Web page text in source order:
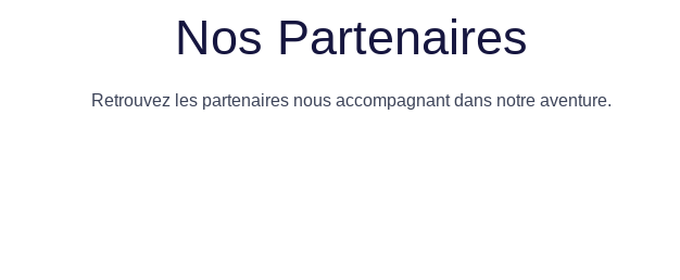
Nos Partenaires
Retrouvez les partenaires nous accompagnant dans notre aventure.